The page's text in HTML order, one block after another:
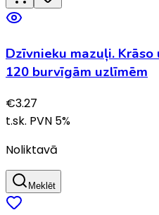
Dzīvnieku mazuļi.
120 burvīgām uzlīmēm
€3.27
t.sk. PVN 5%
Noliktavā
Meklēt